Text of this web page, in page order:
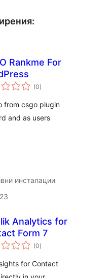
Rankme For
(0общо
оценки
)
from csgo plugin
and as users
инсталации
Analytics for
Form 7
(0общо
оценки
)
for Contact